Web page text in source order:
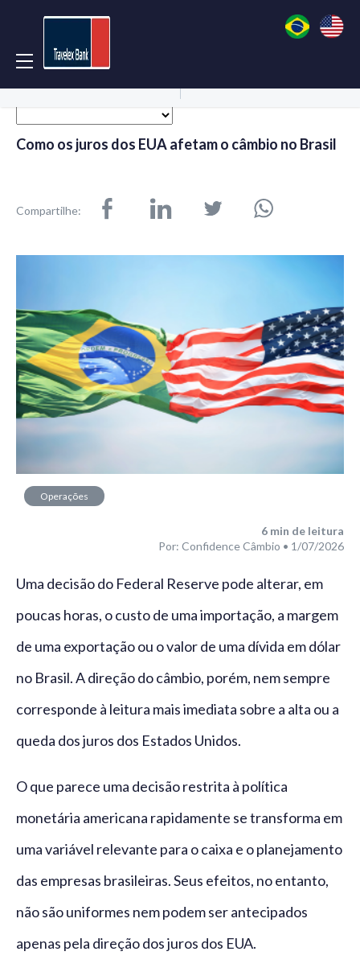
Como os juros dos EUA afetam o câmbio no Brasil
Compartilhe:
Operações
6 min de leitura
Por: Confidence Câmbio • 1/07/2026
Uma decisão do Federal Reserve pode alterar, em
poucas horas, o custo de uma importação, a margem
de uma exportação ou o valor de uma dívida em dólar
no Brasil. A direção do câmbio, porém, nem sempre
corresponde à leitura mais imediata sobre a alta ou a
queda dos juros dos Estados Unidos.
O que parece uma decisão restrita à política
monetária americana rapidamente se transforma em
uma variável relevante para o caixa e o planejamento
das empresas brasileiras. Seus efeitos, no entanto,
não são uniformes nem podem ser antecipados
apenas pela direção dos juros dos EUA.